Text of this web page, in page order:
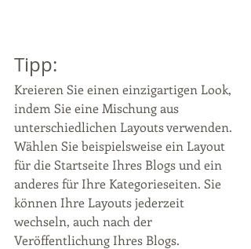
Tipp:
Kreieren Sie einen einzigartigen Look,
indem Sie eine Mischung aus
unterschiedlichen Layouts verwenden.
Wählen Sie beispielsweise ein Layout
für die Startseite Ihres Blogs und ein
anderes für Ihre Kategorieseiten. Sie
können Ihre Layouts jederzeit
wechseln, auch nach der
Veröffentlichung Ihres Blogs.